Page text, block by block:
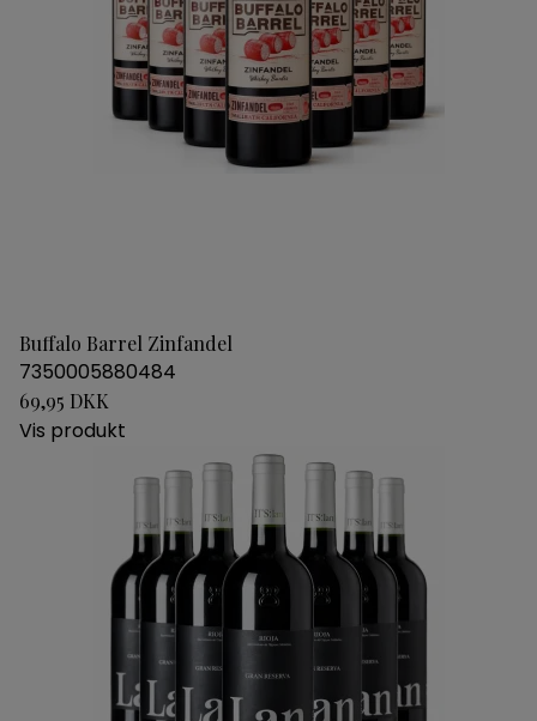
Buffalo Barrel Zinfandel
7350005880484
69,95 DKK
Vis produkt